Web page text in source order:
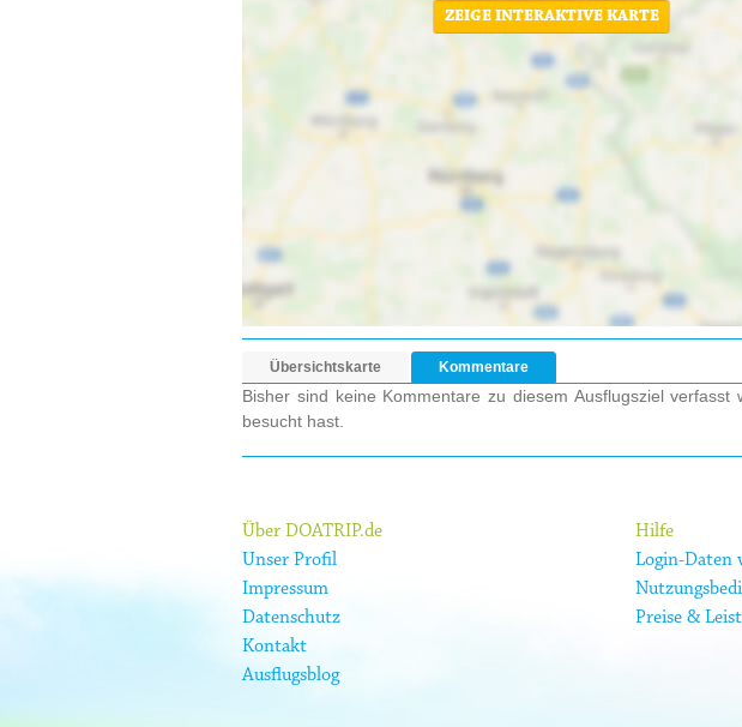
ZEIGE INTERAKTIVE KARTE
Übersichtskarte Kommentare
Bisher sind keine Kommentare zu diesem Ausflugsziel
besucht hast.
Über DOATRIP.de
Unser Profil
Impressum
Datenschutz
Kontakt
Ausflugsblog
Hilfe
Login-Daten
Preise &